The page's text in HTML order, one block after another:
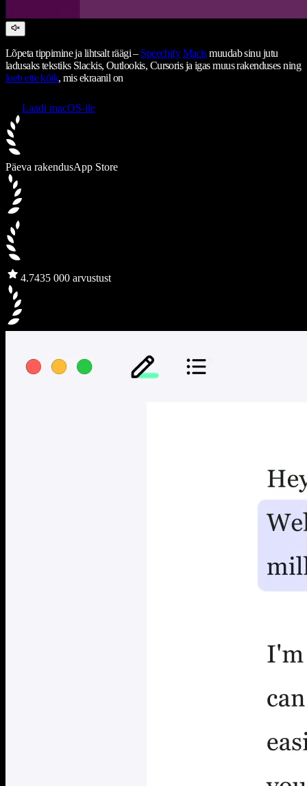
Lõpeta tippimine ja lihtsalt räägi – Speechify Macismuudab sinu jutu
ladusaks tekstiks Slackis, Outlookis, Cursoris ja igas muus rakenduses ning
loeb ette kõik, mis ekraanil on
Laadi macOS-ile
Päeva rakendusApp Store
4.7435 000 arvustust